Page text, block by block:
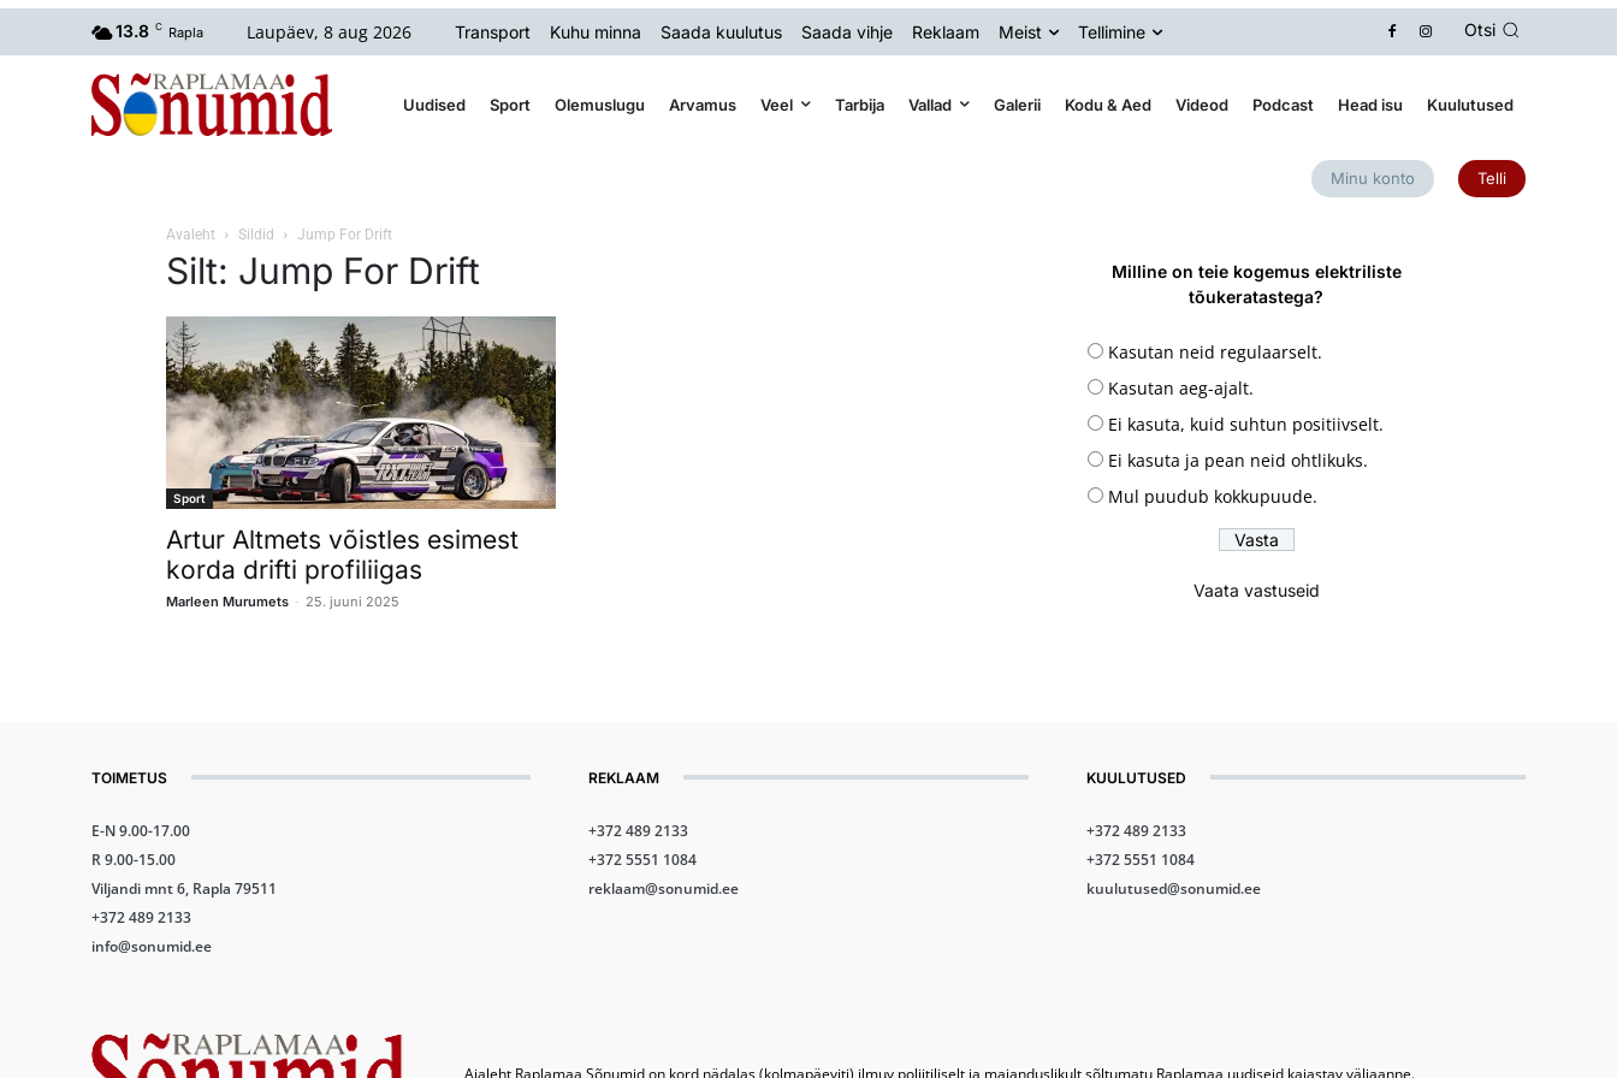
13.8 C Rapla Laupäev, 8 aug 2026 Transport Kuhu minna Saada kuulutus Saada vihje Reklaam Meist Tellimine Otsi
Uudised Sport Olemuslugu Arvamus Veel Tarbija Vallad Galerii Kodu & Aed Videod Podcast Head isu Kuulutused
Minu konto Telli
Avaleht Sildid Jump For Drift
Silt: Jump For Drift
Sport
Artur Altmets võistles esimest
korda drifti profiliigas
Marleen Murumets - 25. juuni 2025
Milline on teie kogemus elektriliste
tõukeratastega?
Kasutan neid regulaarselt.
Kasutan aeg-ajalt.
Ei kasuta, kuid suhtun positiivselt.
Ei kasuta ja pean neid ohtlikuks.
Mul puudub kokkupuude.
Vaata vastuseid
TOIMETUS
E-N 9.00-17.00
R 9.00-15.00
Viljandi mnt 6, Rapla 79511
+372 489 2133
info@sonumid.ee
REKLAAM
+372 489 2133
+372 5551 1084
reklaam@sonumid.ee
KUULUTUSED
+372 489 2133
+372 5551 1084
kuulutused@sonumid.ee
Ajaleht Raplamaa Sõnumid on kord nädalas (kolmapäeviti) ilmuv poliitiliselt ja majanduslikult sõltumatu Raplamaa uudiseid kajastav väljaanne.